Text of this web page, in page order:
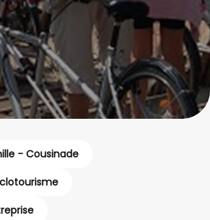
Réunion de famille - Cousinade